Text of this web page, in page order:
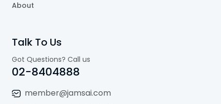
About
Talk To Us
Got Questions? Call us
02-8404888
member@jamsai.com